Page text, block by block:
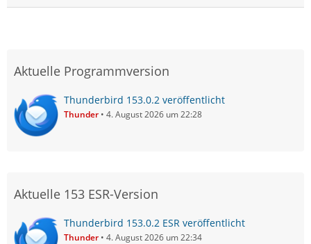
Aktuelle Programmversion
Thunderbird 153.0.2 veröffentlicht
Thunder 4. August 2026 um 22:28
Aktuelle 153 ESR-Version
Thunderbird 153.0.2 ESR veröffentlicht
Thunder 4. August 2026 um 22:34